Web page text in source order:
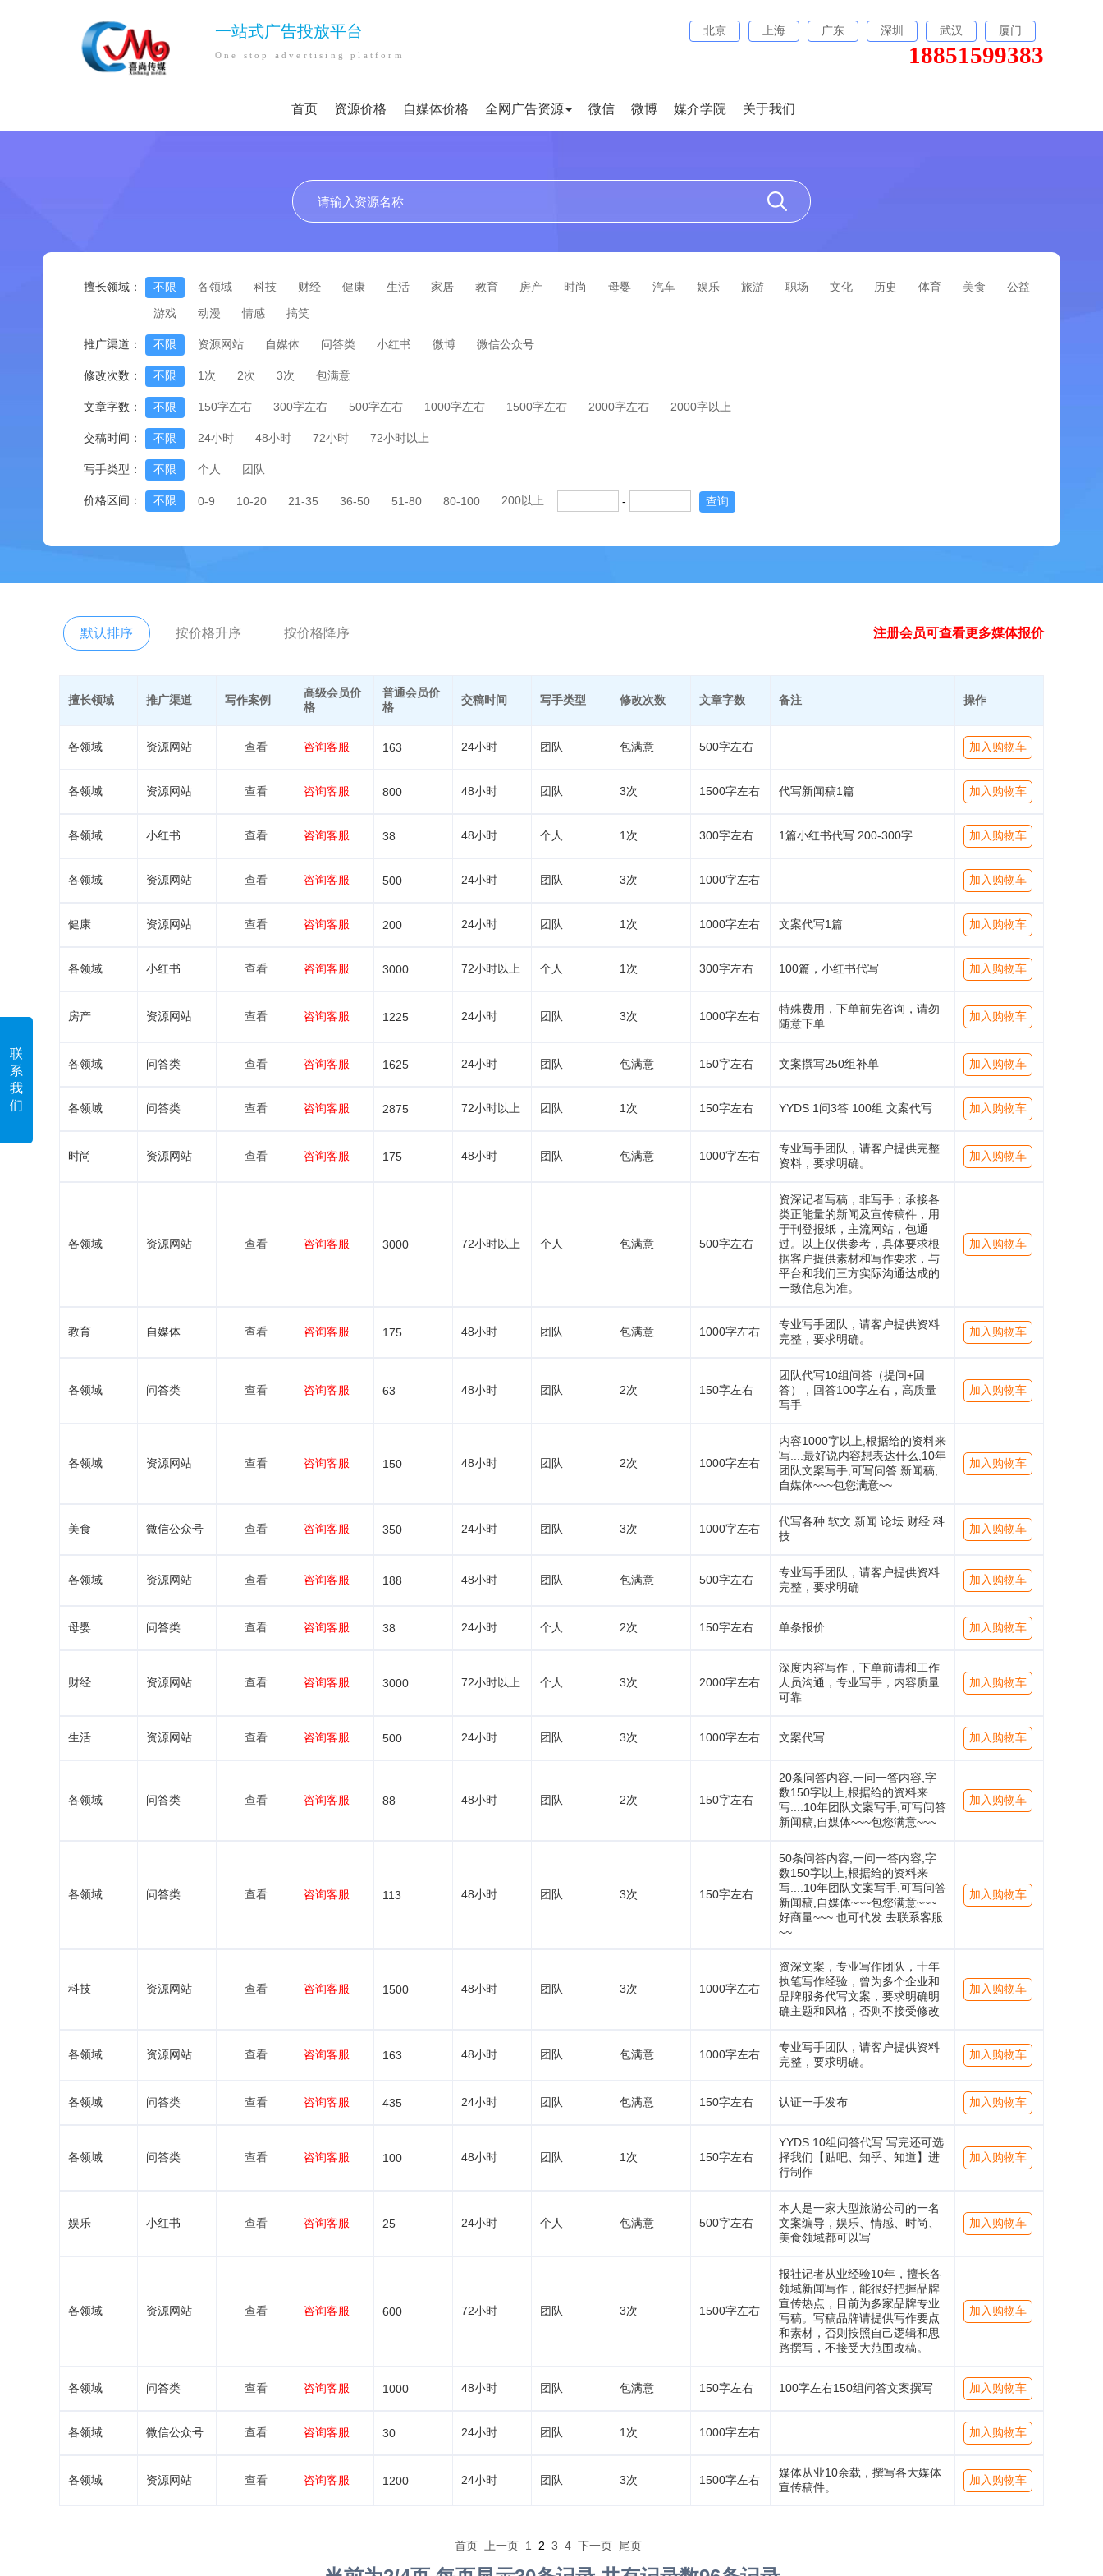
联
系
我
们
一站式广告投放平台
One stop advertising platform
北京 上海 广东 深圳 武汉 厦门
18851599383
首页 资源价格 自媒体价格 全网广告资源 微信 微博 媒介学院 关于我们
擅长领域： 不限 各领域 科技 财经 健康 生活 家居 教育 房产 时尚 母婴 汽车 娱乐 旅游 职场 文化 历史 体育 美食
公益
游戏
动漫 情感 搞笑
推广渠道： 不限 资源网站 自媒体 问答类 小红书 微博 微信公众号
修改次数： 不限 1次 2次 3次 包满意
文章字数： 不限 150字左右 300字左右 500字左右 1000字左右 1500字左右 2000字左右 2000字以上
交稿时间： 不限 24小时 48小时 72小时 72小时以上
写手类型： 不限 个人 团队
价格区间： 不限 0-9 10-20 21-35 36-50 51-80 80-100 200以上 - 查询
默认排序 按价格升序 按价格降序 注册会员可查看更多媒体报价
擅长领域 推广渠道 写作案例
高级会员价
格
普通会员价
格
交稿时间 写手类型 修改次数 文章字数 备注 操作
各领域 资源网站 查看 咨询客服 163 24小时 团队 包满意 500字左右 加入购物车
各领域 资源网站 查看 咨询客服 800 48小时 团队 3次 1500字左右 代写新闻稿1篇 加入购物车
各领域 小红书 查看 咨询客服 38 48小时 个人 1次 300字左右 1篇小红书代写.200-300字 加入购物车
各领域 资源网站 查看 咨询客服 500 24小时 团队 3次 1000字左右 加入购物车
健康 资源网站 查看 咨询客服 200 24小时 团队 1次 1000字左右 文案代写1篇 加入购物车
各领域 小红书 查看 咨询客服 3000 72小时以上 个人 1次 300字左右 100篇，小红书代写 加入购物车
房产 资源网站 查看 咨询客服 1225 24小时 团队 3次 1000字左右
特殊费用，下单前先咨询，请勿
随意下单
加入购物车
各领域 问答类 查看 咨询客服 1625 24小时 团队 包满意 150字左右 文案撰写250组补单 加入购物车
各领域 问答类 查看 咨询客服 2875 72小时以上 团队 1次 150字左右 YYDS 1问3答 100组 文案代写 加入购物车
时尚 资源网站 查看 咨询客服 175 48小时 团队 包满意 1000字左右
专业写手团队，请客户提供完整
资料，要求明确。
加入购物车
各领域 资源网站 查看 咨询客服 3000 72小时以上 个人 包满意 500字左右
资深记者写稿，非写手；承接各
类正能量的新闻及宣传稿件，用
于刊登报纸，主流网站，包通
过。以上仅供参考，具体要求根
据客户提供素材和写作要求，与
平台和我们三方实际沟通达成的
一致信息为准。
加入购物车
教育 自媒体 查看 咨询客服 175 48小时 团队 包满意 1000字左右
专业写手团队，请客户提供资料
完整，要求明确。
加入购物车
各领域 问答类 查看 咨询客服 63 48小时 团队 2次 150字左右
团队代写10组问答（提问+回
答），回答100字左右，高质量
写手
加入购物车
各领域 资源网站 查看 咨询客服 150 48小时 团队 2次 1000字左右
内容1000字以上,根据给的资料来
写....最好说内容想表达什么,10年
团队文案写手,可写问答 新闻稿,
自媒体~~~包您满意~~
加入购物车
美食 微信公众号 查看 咨询客服 350 24小时 团队 3次 1000字左右
代写各种 软文 新闻 论坛 财经 科
技
加入购物车
各领域 资源网站 查看 咨询客服 188 48小时 团队 包满意 500字左右
专业写手团队，请客户提供资料
完整，要求明确
加入购物车
母婴 问答类 查看 咨询客服 38 24小时 个人 2次 150字左右 单条报价 加入购物车
财经 资源网站 查看 咨询客服 3000 72小时以上 个人 3次 2000字左右
深度内容写作，下单前请和工作
人员沟通，专业写手，内容质量
可靠
加入购物车
生活 资源网站 查看 咨询客服 500 24小时 团队 3次 1000字左右 文案代写 加入购物车
各领域 问答类 查看 咨询客服 88 48小时 团队 2次 150字左右
20条问答内容,一问一答内容,字
数150字以上,根据给的资料来
写....10年团队文案写手,可写问答
新闻稿,自媒体~~~包您满意~~~
加入购物车
各领域 问答类 查看 咨询客服 113 48小时 团队 3次 150字左右
50条问答内容,一问一答内容,字
数150字以上,根据给的资料来
写....10年团队文案写手,可写问答
新闻稿,自媒体~~~包您满意~~~
好商量~~~ 也可代发 去联系客服
~~
加入购物车
科技 资源网站 查看 咨询客服 1500 48小时 团队 3次 1000字左右
资深文案，专业写作团队，十年
执笔写作经验，曾为多个企业和
品牌服务代写文案，要求明确明
确主题和风格，否则不接受修改
加入购物车
各领域 资源网站 查看 咨询客服 163 48小时 团队 包满意 1000字左右
专业写手团队，请客户提供资料
完整，要求明确。
加入购物车
各领域 问答类 查看 咨询客服 435 24小时 团队 包满意 150字左右 认证一手发布 加入购物车
各领域 问答类 查看 咨询客服 100 48小时 团队 1次 150字左右
YYDS 10组问答代写 写完还可选
择我们【贴吧、知乎、知道】进
行制作
加入购物车
娱乐 小红书 查看 咨询客服 25 24小时 个人 包满意 500字左右
本人是一家大型旅游公司的一名
文案编导，娱乐、情感、时尚、
美食领域都可以写
加入购物车
各领域 资源网站 查看 咨询客服 600 72小时 团队 3次 1500字左右
报社记者从业经验10年，擅长各
领域新闻写作，能很好把握品牌
宣传热点，目前为多家品牌专业
写稿。写稿品牌请提供写作要点
和素材，否则按照自己逻辑和思
路撰写，不接受大范围改稿。
加入购物车
各领域 问答类 查看 咨询客服 1000 48小时 团队 包满意 150字左右 100字左右150组问答文案撰写 加入购物车
各领域 微信公众号 查看 咨询客服 30 24小时 团队 1次 1000字左右 加入购物车
各领域 资源网站 查看 咨询客服 1200 24小时 团队 3次 1500字左右
媒体从业10余载，撰写各大媒体
宣传稿件。
加入购物车
首页 上一页 1 2 3 4 下一页 尾页